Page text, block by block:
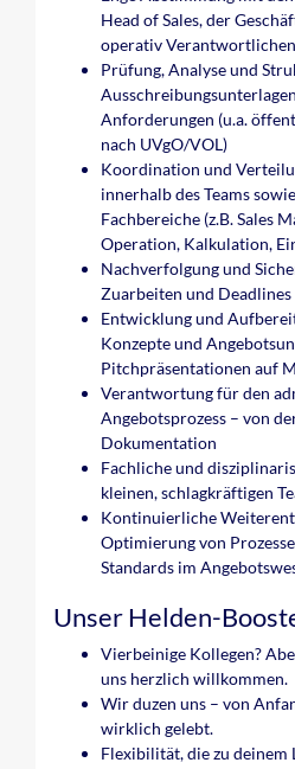
Head of Sales, der
operativ Verantwortlichen
Prüfung, Analyse und
Anforderungen (u.a.
nach UVgO/VOL)
Koordination und
innerhalb des Teams
Fachbereiche (z.B. Sales
Operation, Kalkulation,
Nachverfolgung und
Zuarbeiten und
Entwicklung und
Konzepte und
Pitchpräsentationen auf
Verantwortung für den
Angebotsprozess – von
Dokumentation
Fachliche und
kleinen, schlagkräftigen
Kontinuierliche
Optimierung von
Standards im
Unser Helden-
Vierbeinige Kollegen?
uns herzlich willkommen.
Wir duzen uns – von
wirklich gelebt.
Flexibilität, die zu deinem